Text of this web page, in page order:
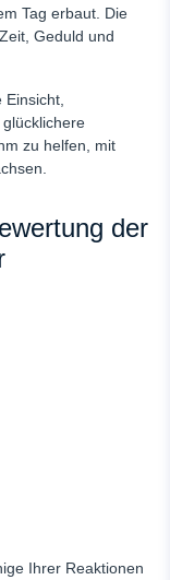
Tag erbaut. Die
Geduld und
zu helfen, mit
der
Ihrer Reaktionen